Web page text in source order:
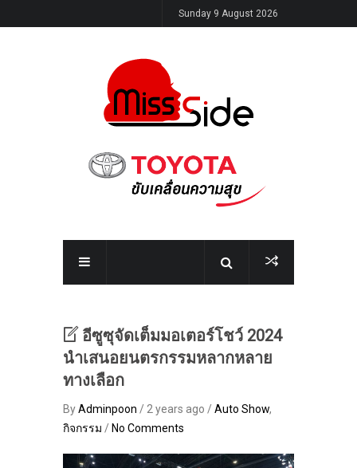
Sunday 9 August 2026
อีซูซุจัดเต็มมอเตอร์โชว์ 2024
นำเสนอยนตรกรรมหลากหลาย
ทางเลือก
ByAdminpoon / 2 years ago /Auto Show,
กิจกรรม / No Comments